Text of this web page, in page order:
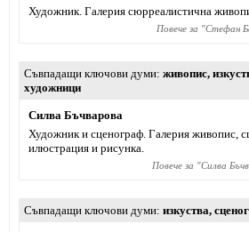
Художник. Галерия сюрреалистична
Повече за "Стефан
Съвпадащи ключови думи живопис,
художници
Силва Бъчварова
Художник и сценограф. Галерия живопис,
илюстрация и рисунка.
Повече за "Силва
Съвпадащи ключови думи изкуства,